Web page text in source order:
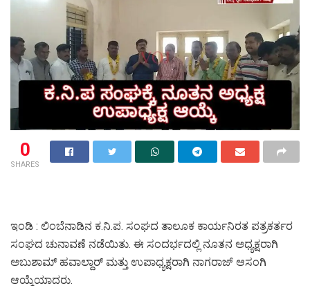
0
SHARES
ಇಂಡಿ : ಲಿಂಬೆನಾಡಿನ‌ ಕ.ನಿ.ಪ. ಸಂಘದ ತಾಲೂಕ ಕಾರ್ಯನಿರತ ಪತ್ರಕರ್ತರ
ಸಂಘದ ಚುನಾವಣೆ ನಡೆಯಿತು. ಈ ಸಂದರ್ಭದಲ್ಲಿ ನೂತನ ಅಧ್ಯಕ್ಷರಾಗಿ
ಅಬುಶಾಮ್ ಹವಾಲ್ದಾರ್ ಮತ್ತು ಉಪಾಧ್ಯಕ್ಷರಾಗಿ ನಾಗರಾಜ್ ಆಸಂಗಿ
ಆಯ್ಕೆಯಾದರು.